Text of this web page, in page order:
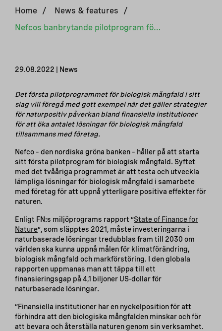
Home / News & features
/
Nefcos banbrytande pilotprogram för biologisk mångfald ämnar testa och utveckla naturbaserade lösningar tillsammans med företag
29.08.2022 | News
Det första pilotprogrammet för biologisk mångfald i sitt
slag vill föregå med gott exempel när det gäller strategier
för naturpositiv påverkan bland finansiella institutioner
för att öka antalet lösningar för biologisk mångfald
tillsammans med företag.
Nefco – den nordiska gröna banken – håller på att starta
sitt första pilotprogram för biologisk mångfald. Syftet
med det tvååriga programmet är att testa och utveckla
lämpliga lösningar för biologisk mångfald i samarbete
med företag för att uppnå ytterligare positiva effekter för
naturen.
Enligt FN:s miljöprograms rapport ”State of Finance for
Nature”, som släpptes 2021, måste investeringarna i
naturbaserade lösningar tredubblas fram till 2030 om
världen ska kunna uppnå målen för klimatförändring,
biologisk mångfald och markförstöring. I den globala
rapporten uppmanas man att täppa till ett
finansieringsgap på 4,1 biljoner US-dollar för
naturbaserade lösningar.
”Finansiella institutioner har en nyckelposition för att
förhindra att den biologiska mångfalden minskar och för
att bevara och återställa naturen genom sin verksamhet.